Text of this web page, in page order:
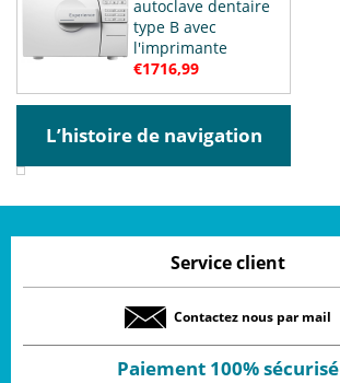
autoclave dentaire
type B avec
l'imprimante
€1716,99
L’histoire de navigation
Service client
Contactez nous par mail
Paiement 100% sécurisé